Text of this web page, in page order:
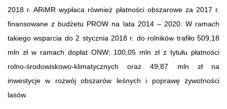
2018 r. ARiMR wypłaca również płatności obszarowe za 2017 r.
finansowane z budżetu PROW na lata 2014 – 2020. W ramach
takiego wsparcia do 2 stycznia 2018 r. do rolników trafiło 509,18
mln zł w ramach dopłat ONW; 100,05 mln zł z tytułu płatności
rolno-środowiskowo-klimatycznych oraz 49,87 mln zł na
inwestycje w rozwój obszarów leśnych i poprawę żywotności
lasów.